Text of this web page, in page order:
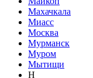
Махачкала
Миасс
Москва
Мурманск
Муром
Мытищи
Н